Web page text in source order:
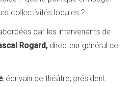
collectivités locales ?
par les intervenants de
Rogard, directeur général de
, écrivain de théâtre, président